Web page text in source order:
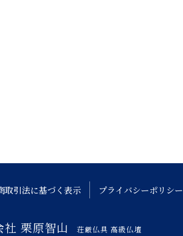
取引法に基づく表示 プライバシーポリシー
社 栗原智山 荘厳仏具 高級仏壇